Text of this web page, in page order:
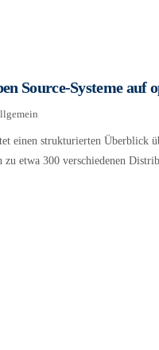
Source-Systeme auf
einen strukturierten Überblick
zu etwa 300 verschiedenen